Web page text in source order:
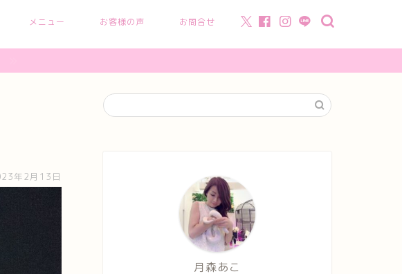
メニュー お客様の声 お問合せ
年2月13日
月森あこ